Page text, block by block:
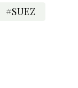
#SUEZ